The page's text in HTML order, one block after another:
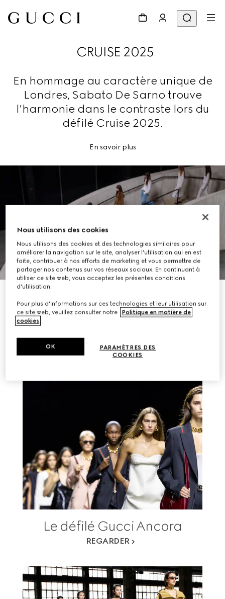
CRUISE 2025
En hommage au caractère unique de
Londres, Sabato De Sarno trouve
l’harmonie dans le contraste lors du
défilé Cruise 2025.
En savoir plus
EXPLORER MAINTENANT
Le défilé Gucci Ancora
REGARDER
Nous utilisons des cookies
Nous utilisons des cookies et des technologies similaires pour
améliorer la navigation sur le site, analyser l'utilisation qui en est
faite, contribuer à nos efforts de marketing et vous permettre de
partager nos contenus sur vos réseaux sociaux. En continuant à
utiliser ce site web, vous acceptez les présentes conditions
d'utilisation.
Pour plus d'informations sur ces technologies et leur utilisation sur
ce site web, veuillez consulter notre
Politique en matière de
cookies.
PARAMÈTRES DES
COOKIES
OK